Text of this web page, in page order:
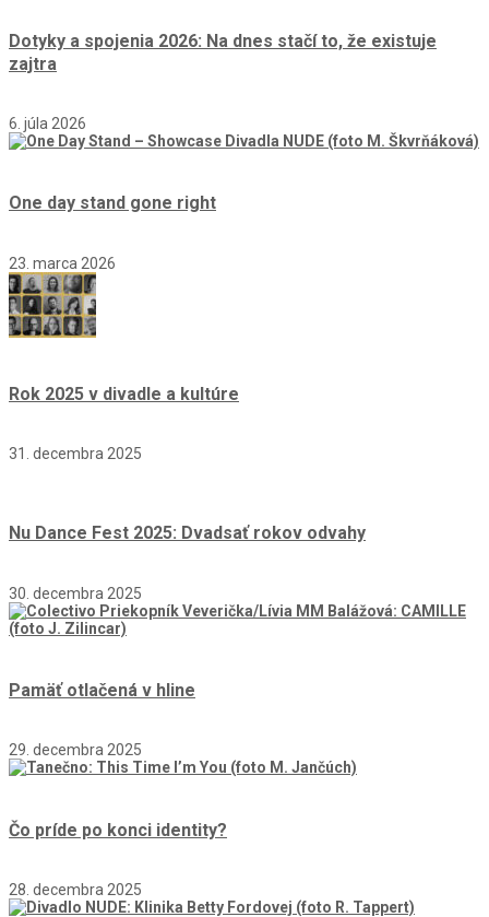
Dotyky a spojenia 2026: Na dnes stačí to, že existuje
zajtra
6. júla 2026
One day stand gone right
23. marca 2026
Rok 2025 v divadle a kultúre
31. decembra 2025
Nu Dance Fest 2025: Dvadsať rokov odvahy
30. decembra 2025
Pamäť otlačená v hline
29. decembra 2025
Čo príde po konci identity?
28. decembra 2025